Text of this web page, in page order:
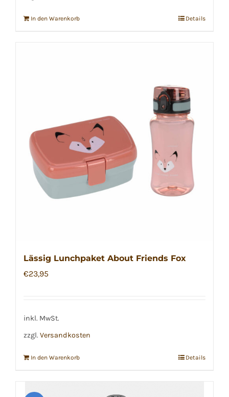
In den Warenkorb Details
Lässig Lunchpaket About Friends Fox
€23,95
inkl. MwSt.
zzgl. Versandkosten
In den Warenkorb Details